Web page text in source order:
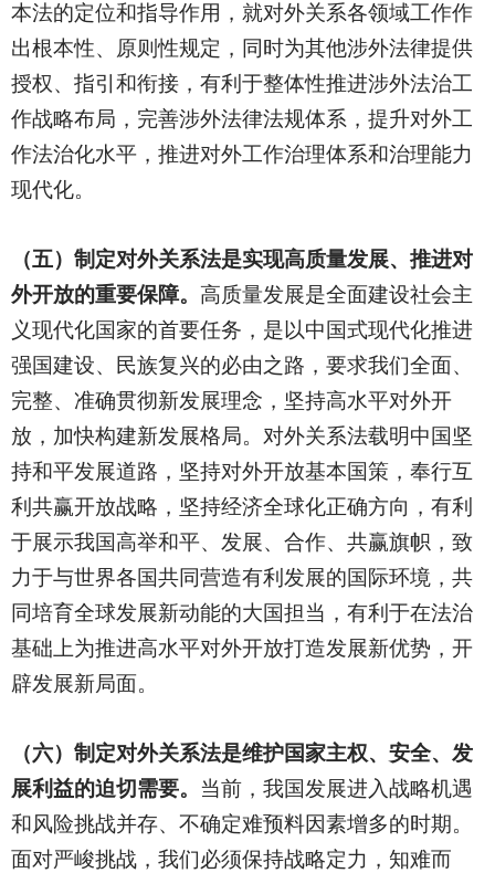
本法的定位和指导作用，就对外关系各领域工作作
出根本性、原则性规定，同时为其他涉外法律提供
授权、指引和衔接，有利于整体性推进涉外法治工
作战略布局，完善涉外法律法规体系，提升对外工
作法治化水平，推进对外工作治理体系和治理能力
现代化。
（五）制定对外关系法是实现高质量发展、推进对
外开放的重要保障。 高质量发展是全面建设社会主
义现代化国家的首要任务，是以中国式现代化推进
强国建设、民族复兴的必由之路，要求我们全面、
完整、准确贯彻新发展理念，坚持高水平对外开
放，加快构建新发展格局。对外关系法载明中国坚
持和平发展道路，坚持对外开放基本国策，奉行互
利共赢开放战略，坚持经济全球化正确方向，有利
于展示我国高举和平、发展、合作、共赢旗帜，致
力于与世界各国共同营造有利发展的国际环境，共
同培育全球发展新动能的大国担当，有利于在法治
基础上为推进高水平对外开放打造发展新优势，开
辟发展新局面。
（六）制定对外关系法是维护国家主权、安全、发
展利益的迫切需要。 当前，我国发展进入战略机遇
和风险挑战并存、不确定难预料因素增多的时期。
面对严峻挑战，我们必须保持战略定力，知难而